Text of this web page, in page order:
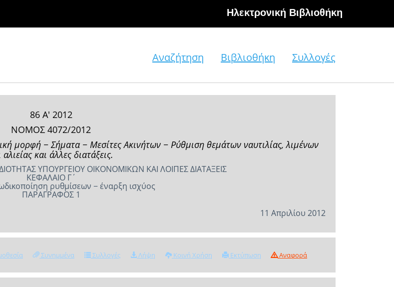
Hλεκτρονική Βιβλιοθήκη
Αναζήτηση Βιβλιοθήκη Συλλογές
86 Α' 2012
ΝΟΜΟΣ 4072/2012
μορφή − Σήματα − Μεσίτες Ακινήτων − Ρύθμιση θεμάτων ναυτιλίας, λιμένων
αλιείας και άλλες διατάξεις.
ΥΠΟΥΡΓΕΙΟΥ ΟΙΚΟΝΟΜΙΚΩΝ ΚΑΙ ΛΟΙΠΕΣ ΔΙΑΤΑΞΕΙΣ
ΚΕΦΑΛΑΙΟ Γ΄
ρυθμίσεων − έναρξη ισχύος
ΠΑΡΑΓΡΑΦΟΣ 1
11 Απριλίου 2012
Συνημμένα Συλλογές Λήψη Κοινή Χρήση Εκτύπωση Αναφορά